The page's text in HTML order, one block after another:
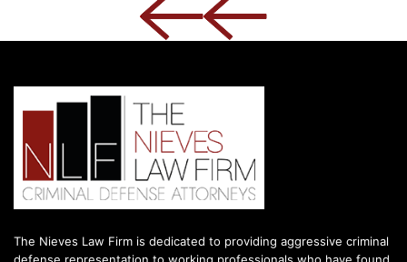
The Nieves Law Firm is dedicated to providing aggressive criminal